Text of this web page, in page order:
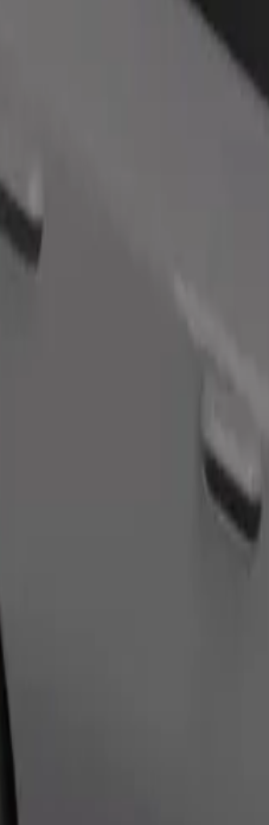
Koliba
Koliba? Udforsk vores